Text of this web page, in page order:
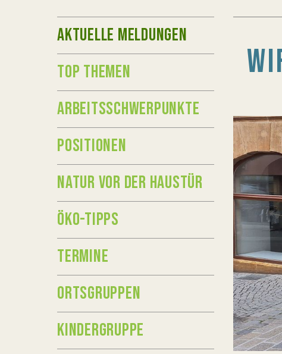
AKTUELLE MELDUNGEN
TOP THEMEN
ARBEITSSCHWERPUNKTE
POSITIONEN
NATUR VOR DER HAUSTÜR
ÖKO-TIPPS
TERMINE
ORTSGRUPPEN
KINDERGRUPPE